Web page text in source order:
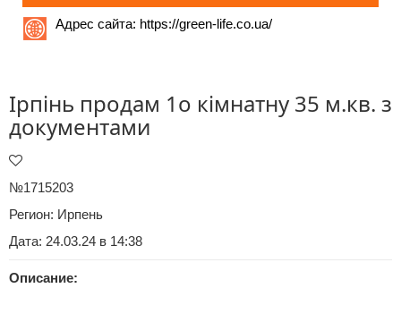
Адрес сайта: https://green-life.co.ua/
Ірпінь продам 1о кімнатну 35 м.кв. з
документами
№1715203
Регион: Ирпень
Дата: 24.03.24 в 14:38
Описание: